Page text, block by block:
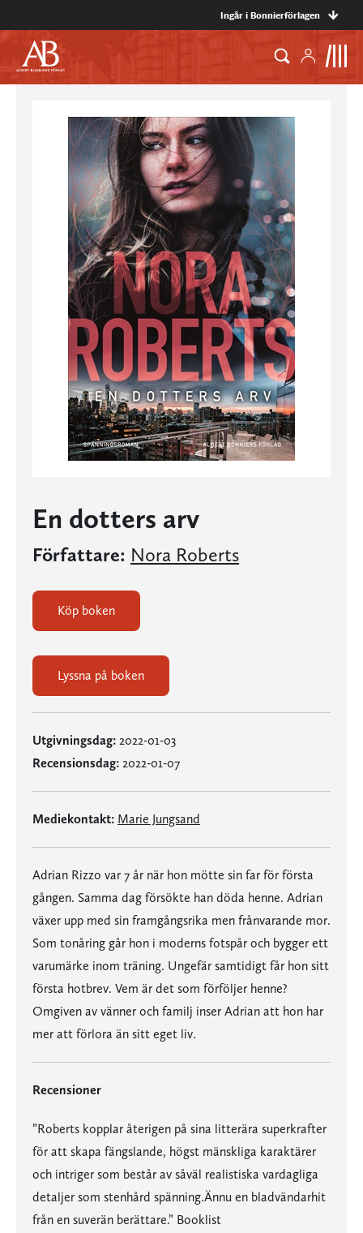
Ingår i Bonnierförlagen
En dotters arv
Författare: Nora Roberts
Köp boken
Lyssna på boken
Utgivningsdag: 2022-01-03
Recensionsdag: 2022-01-07
Mediekontakt: Marie Jungsand
Adrian Rizzo var 7 år när hon mötte sin far för första
gången. Samma dag försökte han döda henne. Adrian
växer upp med sin framgångsrika men frånvarande mor.
Som tonåring går hon i moderns fotspår och bygger ett
varumärke inom träning. Ungefär samtidigt får hon sitt
första hotbrev. Vem är det som förföljer henne?
Omgiven av vänner och familj inser Adrian att hon har
mer att förlora än sitt eget liv.
Recensioner
”Roberts kopplar återigen på sina litterära superkrafter
för att skapa fängslande, högst mänskliga karaktärer
och intriger som består av såväl realistiska vardagliga
detaljer som stenhård spänning.Ännu en bladvändarhit
från en suverän berättare.” Booklist